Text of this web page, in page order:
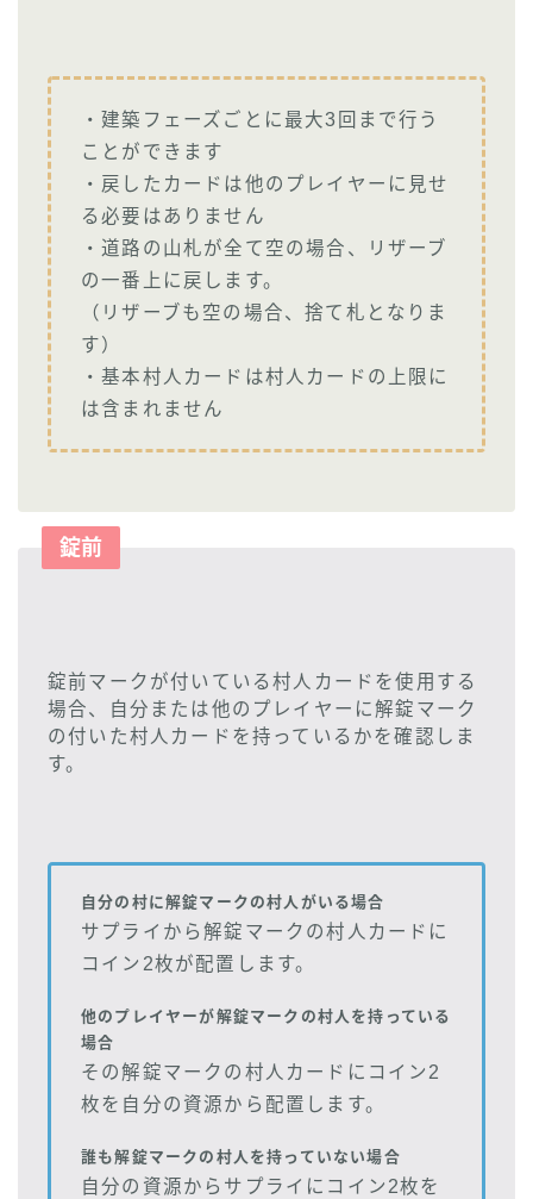
・建築フェーズごとに最大3回まで行う
ことができます
・戻したカードは他のプレイヤーに見せ
る必要はありません
・道路の山札が全て空の場合、リザーブ
の一番上に戻します。
（リザーブも空の場合、捨て札となりま
す）
・基本村人カードは村人カードの上限に
は含まれません
錠前
錠前マークが付いている村人カードを使用する
場合、自分または他のプレイヤーに解錠マーク
の付いた村人カードを持っているかを確認しま
す。
自分の村に解錠マークの村人がいる場合
サプライから解錠マークの村人カードに
コイン2枚が配置します。
他のプレイヤーが解錠マークの村人を持っている
場合
その解錠マークの村人カードにコイン2
枚を自分の資源から配置します。
誰も解錠マークの村人を持っていない場合
自分の資源からサプライにコイン2枚を